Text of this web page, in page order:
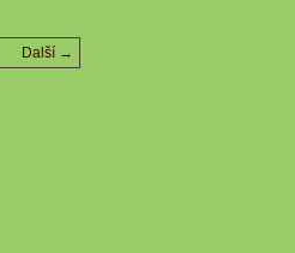
Další →